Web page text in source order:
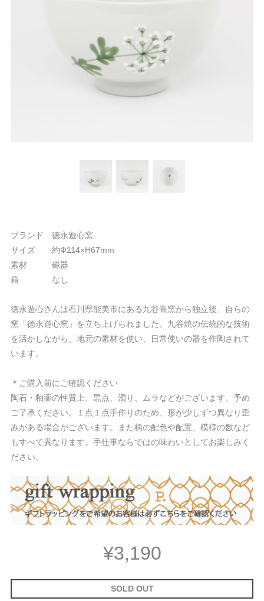
ブランド 徳永遊心窯
サイズ 約Ф114×H67mm
素材 磁器
箱 なし
徳永遊心さんは石川県能美市にある九谷青窯から独立後、自らの
窯「徳永遊心窯」を立ち上げられました。九谷焼の伝統的な技術
を活かしながら、地元の素材を使い、日常使いの器を作陶されて
います。
＊ご購入前にご確認ください
陶石・釉薬の性質上、黒点、濁り、ムラなどがございます。予め
ご了承ください。１点１点手作りのため、形が少しずつ異なり歪
みがある場合がございます。また柄の配色や配置、模様の数など
もすべて異なります。手仕事ならではの味わいとしてお楽しみく
ださい。
¥3,190
SOLD OUT